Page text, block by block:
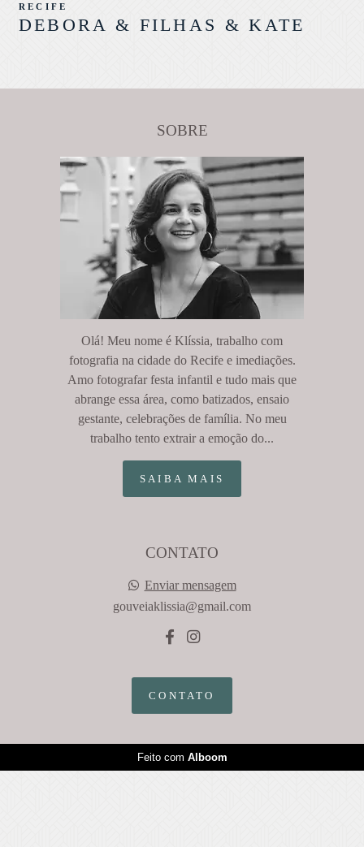
DEBORA & FILHAS & KATE
RECIFE
SOBRE
Olá! Meu nome é Klíssia, trabalho com
fotografia na cidade do Recife e imediações.
Amo fotografar festa infantil e tudo mais que
abrange essa área, como batizados, ensaio
gestante, celebrações de família. No meu
trabalho tento extrair a emoção do...
SAIBA MAIS
CONTATO
Enviar mensagem
gouveiaklissia@gmail.com
CONTATO
Feito com Alboom